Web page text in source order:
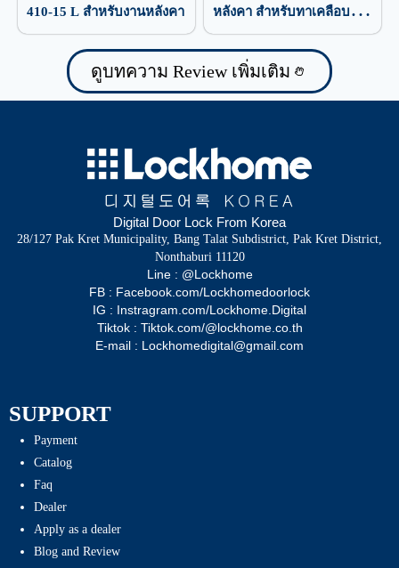
410-15 L สำหรับงานหลังคา
หลังคา สำหรับทาเคลือบ
ป้องกันน้ำรั่วซึม
ดูบทความ Review เพิ่มเติม
Digital Door Lock From Korea
28/127 Pak Kret Municipality, Bang Talat Subdistrict, Pak Kret District,
Nonthaburi 11120
Line : @Lockhome
FB : Facebook.com/Lockhomedoorlock
IG : Instragram.com/Lockhome.Digital
Tiktok : Tiktok.com/@lockhome.co.th
E-mail : Lockhomedigital@gmail.com
SUPPORT
Payment
Catalog
Faq
Dealer
Apply as a dealer
Blog and Review